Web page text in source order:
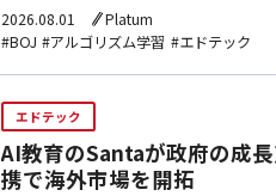
ど同社が展開する教育サービスとの
方針。
2026.08.01
Platum
#BOJ #アルゴリズム学習 #エドテック
エドテック
AI教育のSantaが政府の成
携で海外市場を開拓